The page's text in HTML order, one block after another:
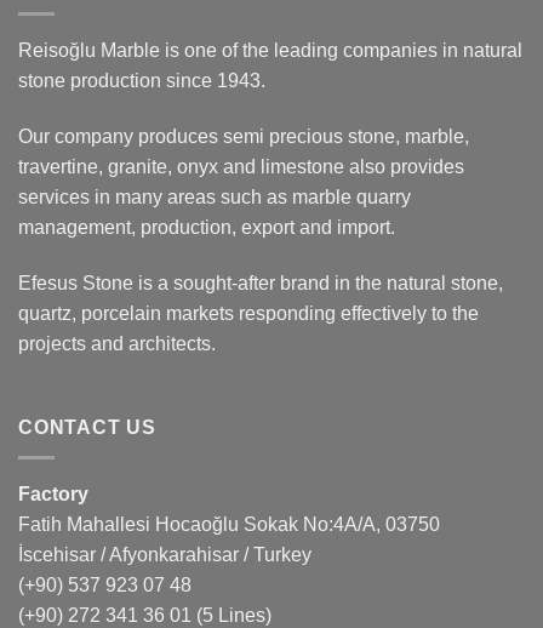
Reisoğlu Marble is one of the leading companies in natural
stone production since 1943.
Our company produces semi precious stone, marble,
travertine, granite, onyx and limestone also provides
services in many areas such as marble quarry
management, production, export and import.
Efesus Stone is a sought-after brand in the natural stone,
quartz, porcelain markets responding effectively to the
projects and architects.
CONTACT US
Factory
Fatih Mahallesi Hocaoğlu Sokak No:4A/A, 03750
İscehisar / Afyonkarahisar / Turkey
(+90) 537 923 07 48
(+90) 272 341 36 01 (5 Lines)